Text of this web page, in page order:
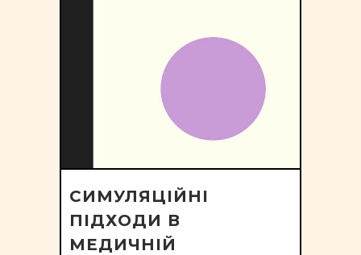
СИМУЛЯЦІЙНІ
ПІДХОДИ В
МЕДИЧНІЙ